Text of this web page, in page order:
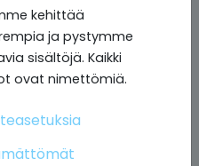
kehittää
ja pystymme
sisältöjä. Kaikki
ovat nimettömiä.